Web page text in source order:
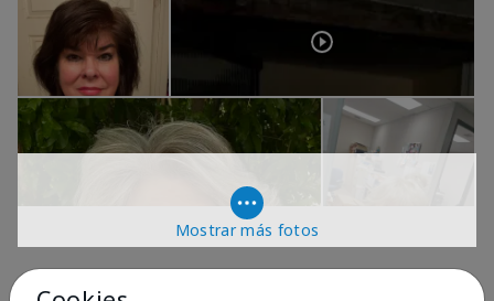
Mostrar más fotos